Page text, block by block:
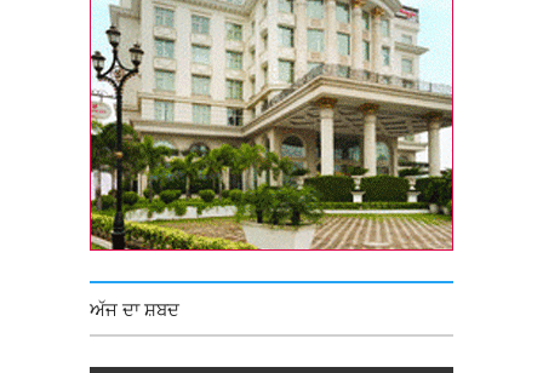
ਅੱਜ ਦਾ ਸ਼ਬਦ